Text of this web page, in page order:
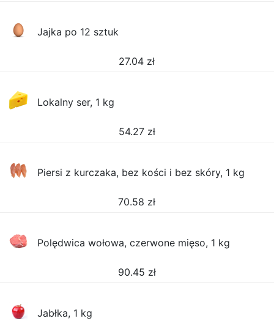
Jajka po 12 sztuk
27.04 zł
Lokalny ser, 1 kg
54.27 zł
Piersi z kurczaka, bez kości i bez skóry, 1 kg
70.58 zł
Polędwica wołowa, czerwone mięso, 1 kg
90.45 zł
Jabłka, 1 kg